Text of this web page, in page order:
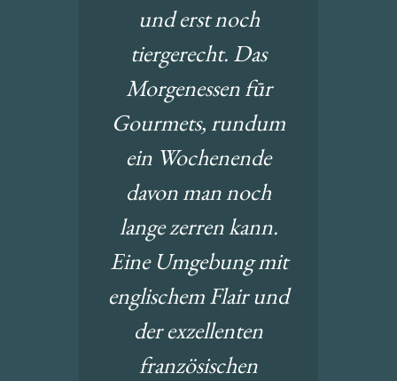
und erst noch
tiergerecht. Das
Morgenessen fūr
Gourmets, rundum
ein Wochenende
davon man noch
lange zerren kann.
Eine Umgebung mit
englischem Flair und
der exzellenten
französischen